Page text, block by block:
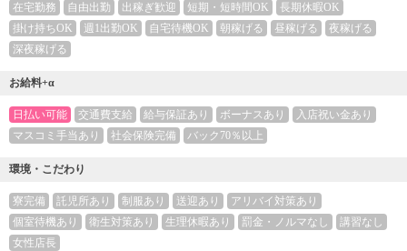
在宅勤務 自由出勤 出稼ぎ歓迎 短期・短時間OK
長期休暇OK
掛け持ちOK
週1出勤OK 自宅待機OK 朝稼げる 昼稼げる
夜稼げる
深夜稼げる
お給料+α
日払い可能 交通費支給 給与保証あり ボーナスあり
入店祝い金あり
マスコミ手当あり
社会保険完備 バック70％以上
環境・こだわり
寮完備 託児所あり 制服あり 送迎あり
アリバイ対策あり
個室待機あり
衛生対策あり 生理休暇あり 罰金・ノルマなし
講習なし
女性店長